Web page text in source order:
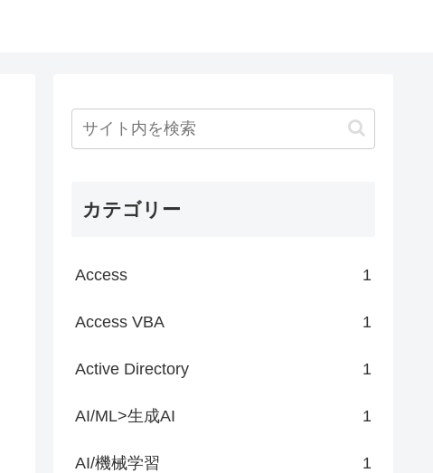
カテゴリー
Access 1
Access VBA 1
Active Directory 1
AI/ML>生成AI 1
AI/機械学習 1